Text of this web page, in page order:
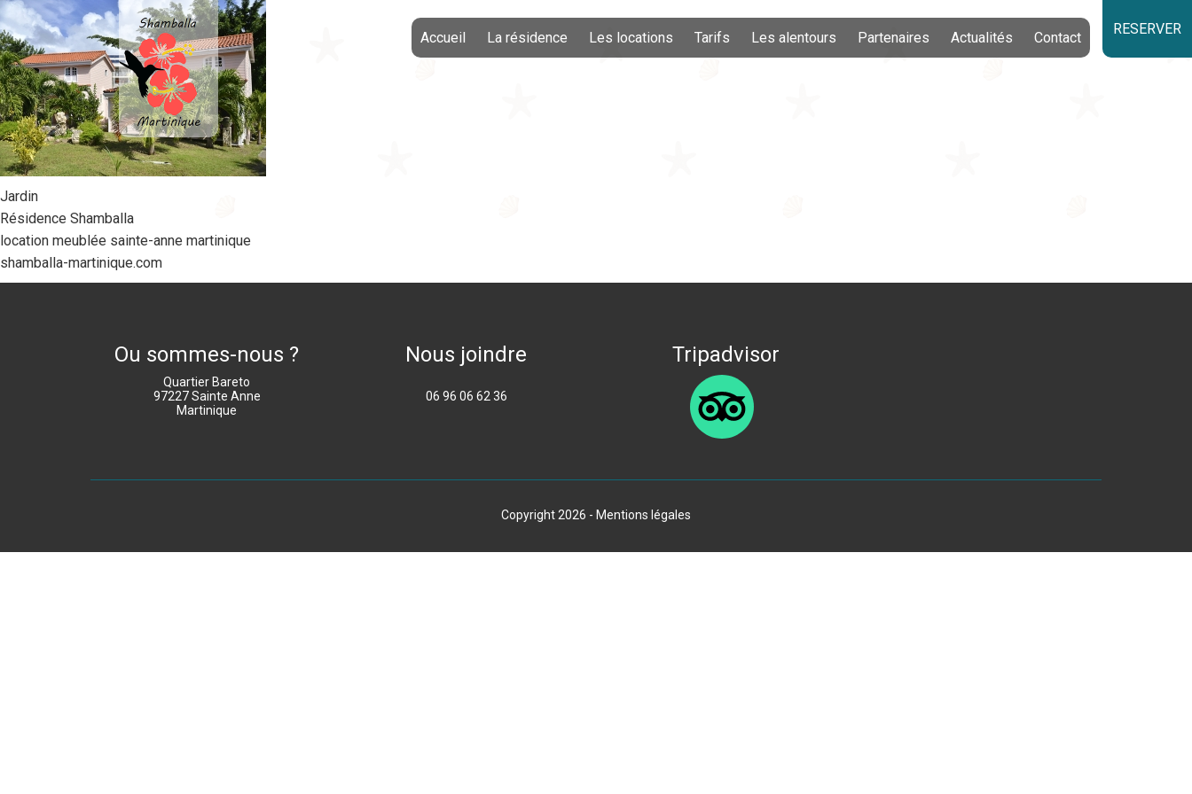
Accueil La résidence Les locations Tarifs Les alentours Partenaires Actualités Contact
RESERVER
Jardin
Résidence Shamballa
location meublée sainte-anne martinique
shamballa-martinique.com
Ou sommes-nous ?
Quartier Bareto
97227 Sainte Anne
Martinique
Nous joindre
06 96 06 62 36
Tripadvisor
Copyright 2026 - Mentions légales